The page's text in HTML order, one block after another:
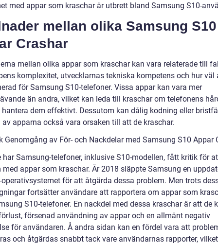
med appar som kraschar är utbrett bland Samsung S10-
mellan olika Samsung S10
Crashar
mellan olika appar som kraschar kan vara relaterade till
komplexitet, utvecklarnas tekniska kompetens och hur väl
för Samsung S10-telefoner. Vissa appar kan vara mer
än andra, vilket kan leda till kraschar om telefonens
hantera dem effektivt. Dessutom kan dålig kodning eller
apparna också vara orsaken till att de kraschar.
Genomgång av För- och Nackdelar med Samsung S10 Appar
har Samsung-telefoner, inklusive S10-modellen, fått kritik för
med appar som kraschar. År 2018 släppte Samsung en
för att åtgärda dessa problem. Men trots
fortsätter användare att rapportera om appar som
S10-telefoner. En nackdel med dessa kraschar är att de
försenad användning av appar och en allmänt negativ
för användaren. Å andra sidan kan en fördel vara att
och åtgärdas snabbt tack vare användarnas rapporter, vilket